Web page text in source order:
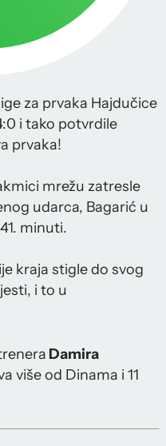
za prvaka Hajdučice
i tako potvrdile
prvaka!
mrežu zatresle
udarca, Bagarić u
minuti.
kraja stigle do svog
i to u
Damira
više od Dinama i 11